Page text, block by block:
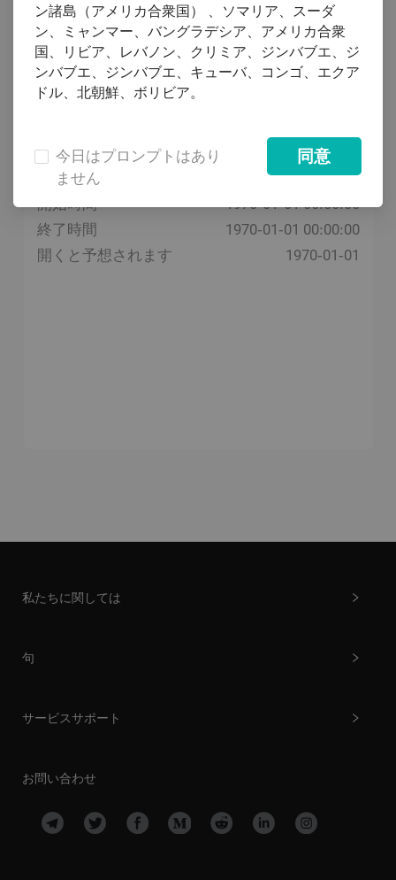
完了しました
総供給
開始時間
終了時間
開くと予想されます
1970-01-01 00:00:00
1970-01-01 00:00:00
1970-01-01
私たちに関しては
句
サービスサポート
お問い合わせ
ン諸島（アメリカ合衆国） 、ソマリア、スーダ
ン、ミャンマー、バングラデシア、アメリカ合衆
国、リビア、レバノン、クリミア、ジンバブエ、ジ
ンバブエ、ジンバブエ、キューバ、コンゴ、エクア
ドル、北朝鮮、ボリビア。
これは集中化されたプロジェクト/アプリケーショ
ンです。分散型プロジェクト/アプリケーションと
ェクト/アプリケーションチームに大きく基づいて
います。投資リスクに注意してください。 Digifinex
Exchangeは、プロジェクト/アプリケーションで承
今日はプロンプトはあり
ません
同意